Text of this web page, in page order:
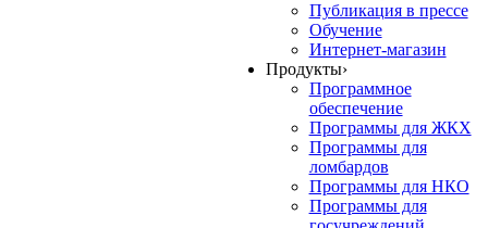
Публикация в прессе
Обучение
Интернет-магазин
Продукты›
Программное
обеспечение
Программы для ЖКХ
Программы для
ломбардов
Программы для НКО
Программы для